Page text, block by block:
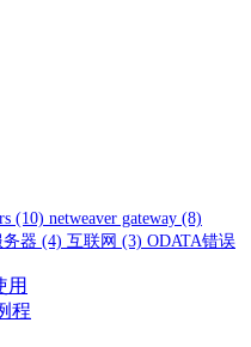
(10) netweaver gateway (8)
务器 (4) 互联网 (3) ODATA错误
用
程